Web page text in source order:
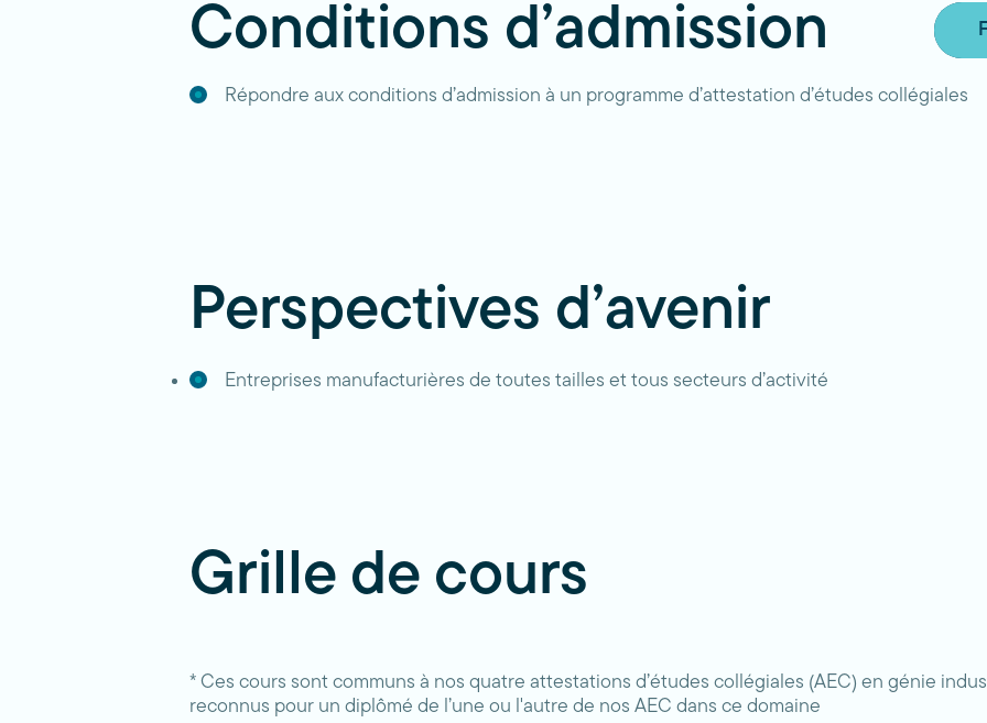
Conditions d’admission
Répondre aux conditions d’admission à un programme d’attestation d’études collégiales
Perspectives d’avenir
Entreprises manufacturières de toutes tailles et tous secteurs d’activité
Grille de cours
* Ces cours sont communs à nos quatre attestations d’études collégiales (AEC) en génie
reconnus pour un diplômé de l’une ou l'autre de nos AEC dans ce domaine